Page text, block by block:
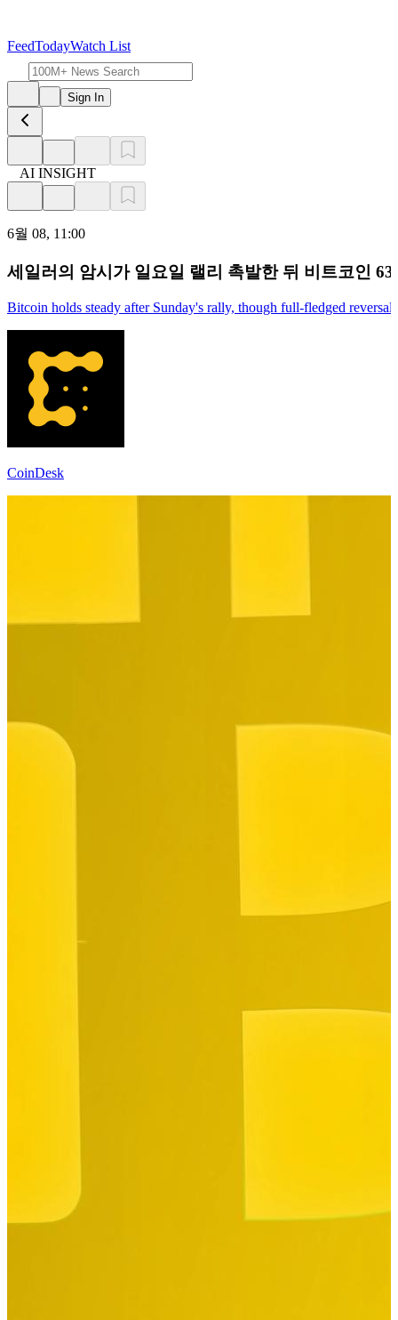
FeedTodayWatch List
Sign In
AI INSIGHT
6월 08, 11:00
세일러의 암시가 일요일 랠리 촉발한 뒤 비트코인
Bitcoin holds steady after Sunday's rally, though full-fledged reversal
CoinDesk